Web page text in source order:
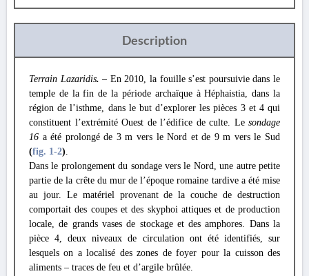
Description
Terrain Lazaridis. – En 2010, la fouille s’est poursuivie dans le
temple de la fin de la période archaïque à Héphaistia, dans la
région de l’isthme, dans le but d’explorer les pièces 3 et 4 qui
constituent l’extrémité Ouest de l’édifice de culte. Le sondage
16 a été prolongé de 3 m vers le Nord et de 9 m vers le Sud
(fig. 1-2).
Dans le prolongement du sondage vers le Nord, une autre petite
partie de la crête du mur de l’époque romaine tardive a été mise
au jour. Le matériel provenant de la couche de destruction
comportait des coupes et des skyphoi attiques et de production
locale, de grands vases de stockage et des amphores. Dans la
pièce 4, deux niveaux de circulation ont été identifiés, sur
lesquels on a localisé des zones de foyer pour la cuisson des
aliments – traces de feu et d’argile brûlée.